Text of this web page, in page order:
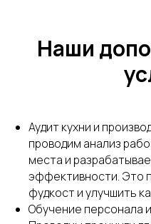
Наши
Аудит кухни и
проводим анализ
места и
эффективности. Это
фудкост и улучшить
Обучение персонала